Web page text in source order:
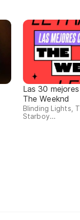
Las 30
The Weeknd
Blinding Lights,
Starboy...